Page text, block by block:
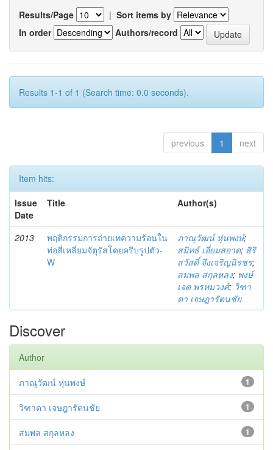
Results/Page | Sort items by
In order
Authors/record
Results 1-1 of 1 (Search time: 0.0 seconds).
previous 1 next
Item hits:
Issue
Date
Title Author(s)
2013
พฤติกรรมการถ่ายเทความร้อนใน
ท่อสี่เหลี่ยมจัตุรัสโดยครีบรูปตัว-
W
ภาณุวัฒน์ หุ่นพงษ์;
สมิทธ์ เอี่ยมสอาด; สิริ
สวัสดิ์ จึงเจริญนิรชร;
สมพล สกุลหลง; พงษ์
เจต พรหมวงศ์; วิฑา
ดา เจษฎารัตนชัย
Discover
Author
1
ภาณุวัฒน์ หุ่นพงษ์
1
วิฑาดา เจษฎารัตนชัย
1
สมพล สกุลหลง